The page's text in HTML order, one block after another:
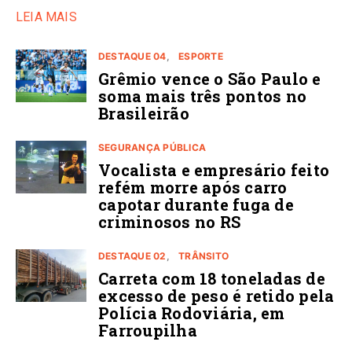
LEIA MAIS
DESTAQUE 04 ESPORTE
Grêmio vence o São Paulo e
soma mais três pontos no
Brasileirão
SEGURANÇA PÚBLICA
Vocalista e empresário feito
refém morre após carro
capotar durante fuga de
criminosos no RS
DESTAQUE 02 TRÂNSITO
Carreta com 18 toneladas de
excesso de peso é retido pela
Polícia Rodoviária, em
Farroupilha